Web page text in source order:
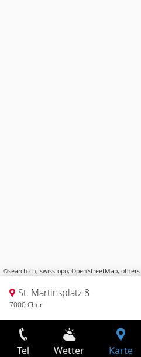
©search.ch, swisstopo, OpenStreetMap, others
St. Martinsplatz 8
7000 Chur
Tel Wetter Karte